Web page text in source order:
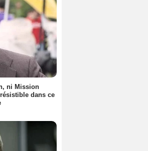
ni Mission
dans ce